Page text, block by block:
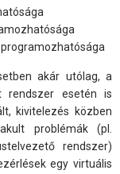
akár utólag, a
rendszer esetén is
kivitelezés közben
problémák (pl.
rendszer)
egy virtuális